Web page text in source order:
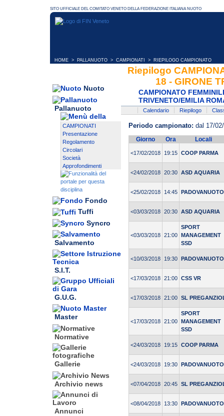
HOME > PALLANUOTO > CAMPIONATI > RIEPILOGO CAMPIONATO
Nuoto
Pallanuoto
CAMPIONATI
Presentazione
Regolamento
Circolari
Società
Approfondimenti
Fondo
Tuffi
Syncro
Salvamento
S.I.T.
G.U.G.
Master
Normative
Gallerie
Archivio news
Annunci
Riepilogo
18 - GIRONE
CAMPIONATO
TRIVENETO/EMILIA
Calendario Riepilogo
Periodo campionato: dal 17/
Giorno Ora Locali
<17/02/2018 19:15 COOP PARMA
<24/02/2018 20:30 ASD AQUARIA
<25/02/2018 14:45 PADOVANUOTO
<03/03/2018 20:30 ASD AQUARIA
<03/03/2018 21:00
SPORT
MANAGEMENT
SSD
<10/03/2018 19:30 PADOVANUOTO
<17/03/2018 21:00 CSS VR
<17/03/2018 21:00 SL
<17/03/2018 21:00
SPORT
MANAGEMENT
SSD
<24/03/2018 19:15 COOP PARMA
<24/03/2018 19:30 PADOVANUOTO
<07/04/2018 20:45 SL
<08/04/2018 13:30 PADOVANUOTO